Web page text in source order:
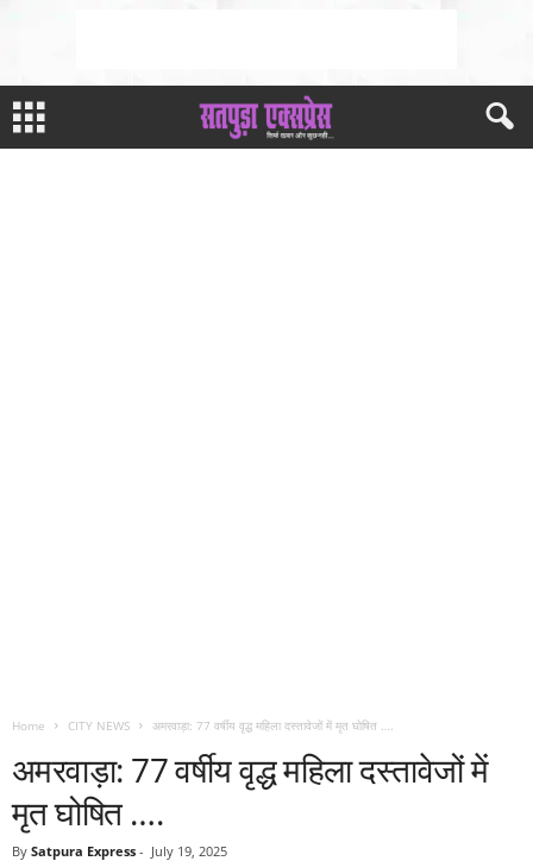
Home CITY NEWS अमरवाड़ा: 77 वर्षीय वृद्ध महिला दस्तावेजों में मृत घोषित ….
अमरवाड़ा: 77 वर्षीय वृद्ध महिला दस्तावेजों में
मृत घोषित ….
By Satpura Express - July 19, 2025